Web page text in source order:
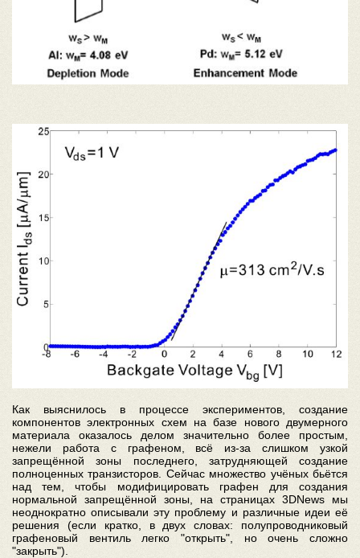
Как выяснилось в процессе экспериментов, создание
компонентов электронных схем на базе нового двумерного
материала оказалось делом значительно более простым,
нежели работа с графеном, всё из-за слишком узкой
запрещённой зоны последнего, затрудняющей создание
полноценных транзисторов. Сейчас множество учёных бьётся
над тем, чтобы модифицировать графен для создания
нормальной запрещённой зоны, на страницах 3DNews мы
неоднократно описывали эту проблему и различные идеи её
решения (если кратко, в двух словах: полупроводниковый
графеновый вентиль легко "открыть", но очень сложно
"закрыть").